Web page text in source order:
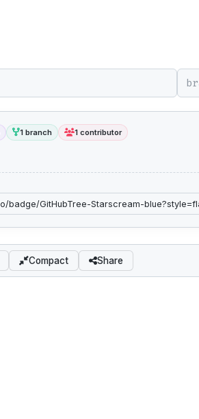
1 branch 1 contributor
Compact Share